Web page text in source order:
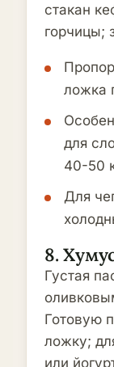
стакан
горчицы;
ложка
для
40-50
Для
8.
Густая
Готовую
ложку;
или